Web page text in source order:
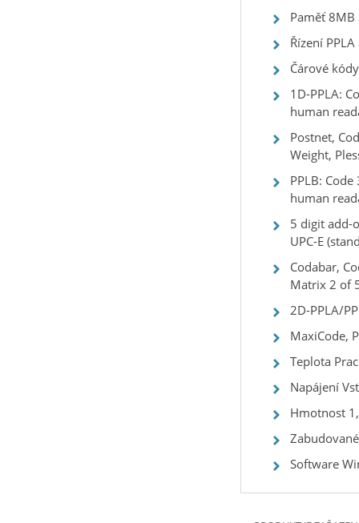
Paměť 8MB
Řízení PPLA
Čárové kódy
1D-PPLA:
human
Postnet,
Weight,
PPLB:
human
5 digit add-
UPC-E
Codabar,
Matrix 2 of
2D-PPLA/
MaxiCode,
Teplota
Napájení
Hmotnost
Software